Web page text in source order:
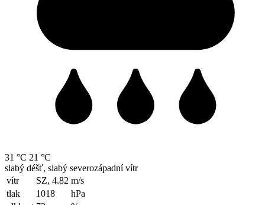
31 °C 21 °C
slabý déšť, slabý severozápadní vítr
vítr
SZ, 4.82 m/s
tlak
1018
hPa